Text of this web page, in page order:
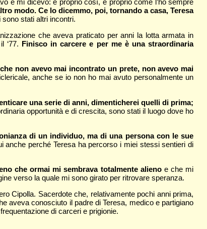
e mi dicevo: è proprio così, è proprio come l’ho sempre
modo. Ce lo dicemmo, poi, tornando a casa, Teresa
stati altri incontri.
che aveva praticato per anni la lotta armata in
‘77. Finisco in carcere e per me è una straordinaria
non avevo mai incontrato un prete, non avevo mai
anche se io non ho mai avuto personalmente un
una serie di anni, dimenticherei quelli di prima;
opportunità e di crescita, sono stati il luogo dove ho
di un individuo, ma di una persona con le sue
perché Teresa ha percorso i miei stessi sentieri di
che ormai mi sembrava totalmente alienoe che mi
verso la quale mi sono girato per ritrovare speranza.
Cipolla. Sacerdote che, relativamente pochi anni prima,
aveva conosciuto il padre di Teresa, medico e partigiano
di carceri e prigionie.